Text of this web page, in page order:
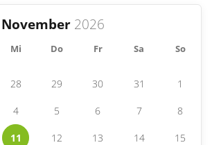
November
Mi Do Fr Sa So
28 29 30 31 1
4 5 6 7 8
11 12 13 14 15